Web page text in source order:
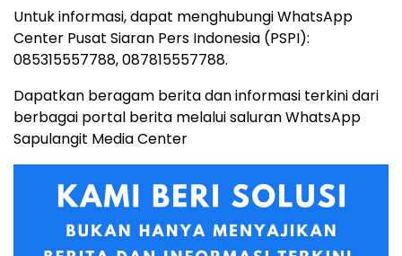
Untuk informasi, dapat menghubungi WhatsApp
Center Pusat Siaran Pers Indonesia (PSPI):
085315557788, 087815557788.
Dapatkan beragam berita dan informasi terkini dari
berbagai portal berita melalui saluran WhatsApp
Sapulangit Media Center